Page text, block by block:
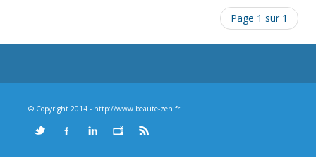
Page 1 sur 1
© Copyright 2014 - http://www.beaute-zen.fr